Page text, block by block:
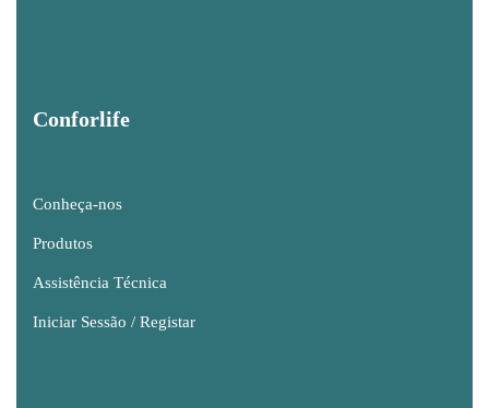
Conforlife
Conheça-nos
Produtos
Assistência Técnica
Iniciar Sessão / Registar